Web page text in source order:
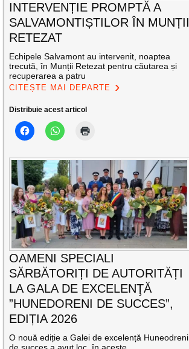
INTERVENȚIE PROMPTĂ A
SALVAMONTIȘTILOR ÎN MUNȚII
RETEZAT
Echipele Salvamont au intervenit, noaptea
trecută, în Munții Retezat pentru căutarea și
recuperarea a patru
CITEȘTE MAI DEPARTE
Distribuie acest articol
OAMENI SPECIALI
SĂRBĂTORIȚI DE AUTORITĂȚI
LA GALA DE EXCELENŢĂ
”HUNEDORENI DE SUCCES”,
EDIȚIA 2026
O nouă ediție a Galei de excelență Huneodreni